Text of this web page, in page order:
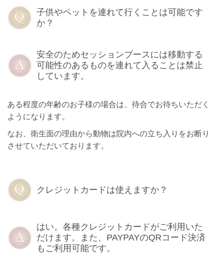
子供やペットを連れて行くことは可能です
か？
安全のためセッションブースには移動する
可能性のあるものを連れて入ることは禁止
しています。
ある程度の年齢のお子様の場合は、待合でお待ちいただく
ようになります。
なお、衛生面の理由から動物は院内への立ち入りをお断り
させていただいております。
クレジットカードは使えますか？
はい。各種クレジットカードがご利用いた
だけます。また、PAYPAYのQRコード決済
もご利用可能です。